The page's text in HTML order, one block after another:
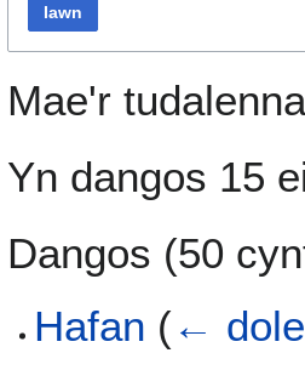
Iawn
Mae'r
Yn dangos 15
Dangos (50
Hafan (←